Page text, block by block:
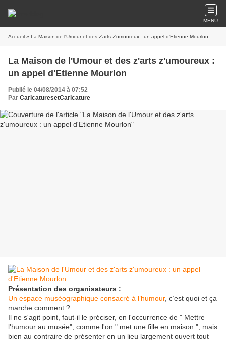
MENU
Accueil » La Maison de l'Umour et des z'arts z'umoureux : un appel d'Etienne Mourlon
La Maison de l'Umour et des z'arts z'umoureux :
un appel d'Etienne Mourlon
Publié le 04/08/2014 à 07:52
Par CaricaturesetCaricature
Présentation des organisateurs :
Un espace muséographique consacré à l’humour, c’est quoi et ça
marche comment ?
Il ne s'agit point, faut-il le préciser, en l'occurrence de " Mettre
l'humour au musée", comme l'on " met une fille en maison ", mais
bien au contraire de présenter en un lieu largement ouvert tout